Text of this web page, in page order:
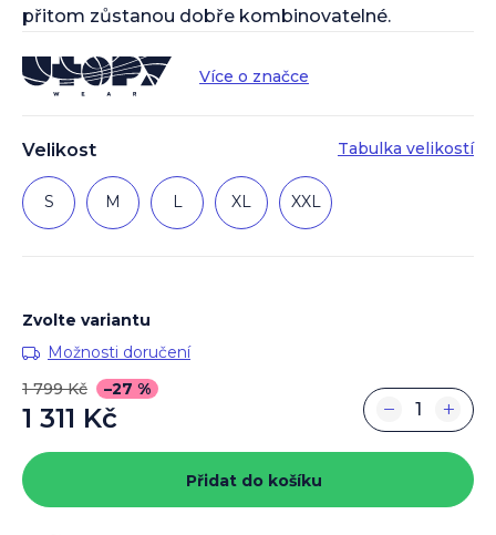
Velikost Tabulka velikostí
S M L XL XXL
přitom zůstanou dobře kombinovatelné.
Více o značce
Zvolte variantu
Možnosti doručení
1 799 Kč
–27 %
1 311 Kč
cena:
+
−
Přidat do košíku